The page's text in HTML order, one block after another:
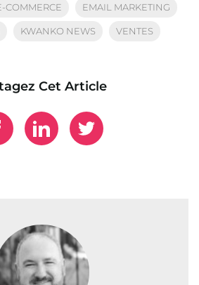
COMMERCE EMAIL MARKETING
KWANKO NEWS VENTES
Cet Article